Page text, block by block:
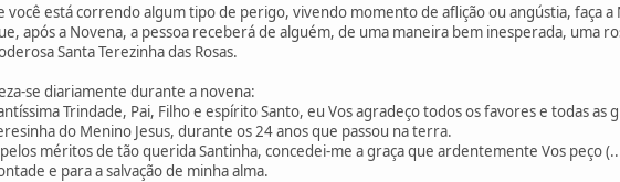
você está correndo algum tipo de perigo, vivendo momento de aflição ou angústia, faça a
após a Novena, a pessoa receberá de alguém, de uma maneira bem inesperada, uma
Santa Terezinha das Rosas.
se diariamente durante a novena:
Trindade, Pai, Filho e espírito Santo, eu Vos agradeço todos os favores e todas as
do Menino Jesus, durante os 24 anos que passou na terra.
pelos méritos de tão querida Santinha, concedei-me a graça que ardentemente Vos peço
e para a salvação de minha alma.